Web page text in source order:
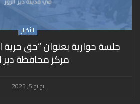
الأخبار
جلسة حوارية بعنوان “حق حرية
مركز محافظة دير
يونيو 5, 2025